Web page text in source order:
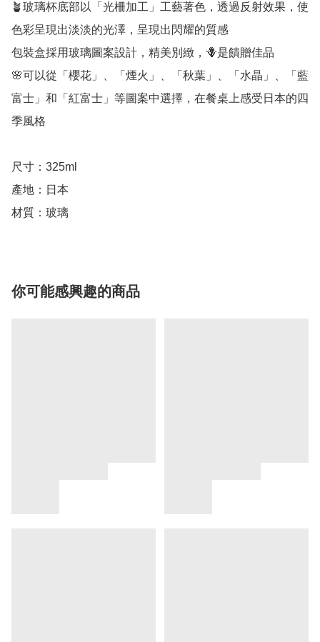
🪴玻璃杯底部以「光柵加工」工藝著色，透過反射效果，使
色彩呈現出淡淡的光澤，呈現出閃耀的質感
包裝盒採用玻璃圖案設計，精美別緻，🪻是饋贈佳品
🌸可以從「櫻花」、「煙火」、「秋葉」、「水晶」、「藍
富士」和「紅富士」等圖案中選擇，在餐桌上感受日本的四
季風格
尺寸：325ml
產地：日本
你可能感興趣的商品